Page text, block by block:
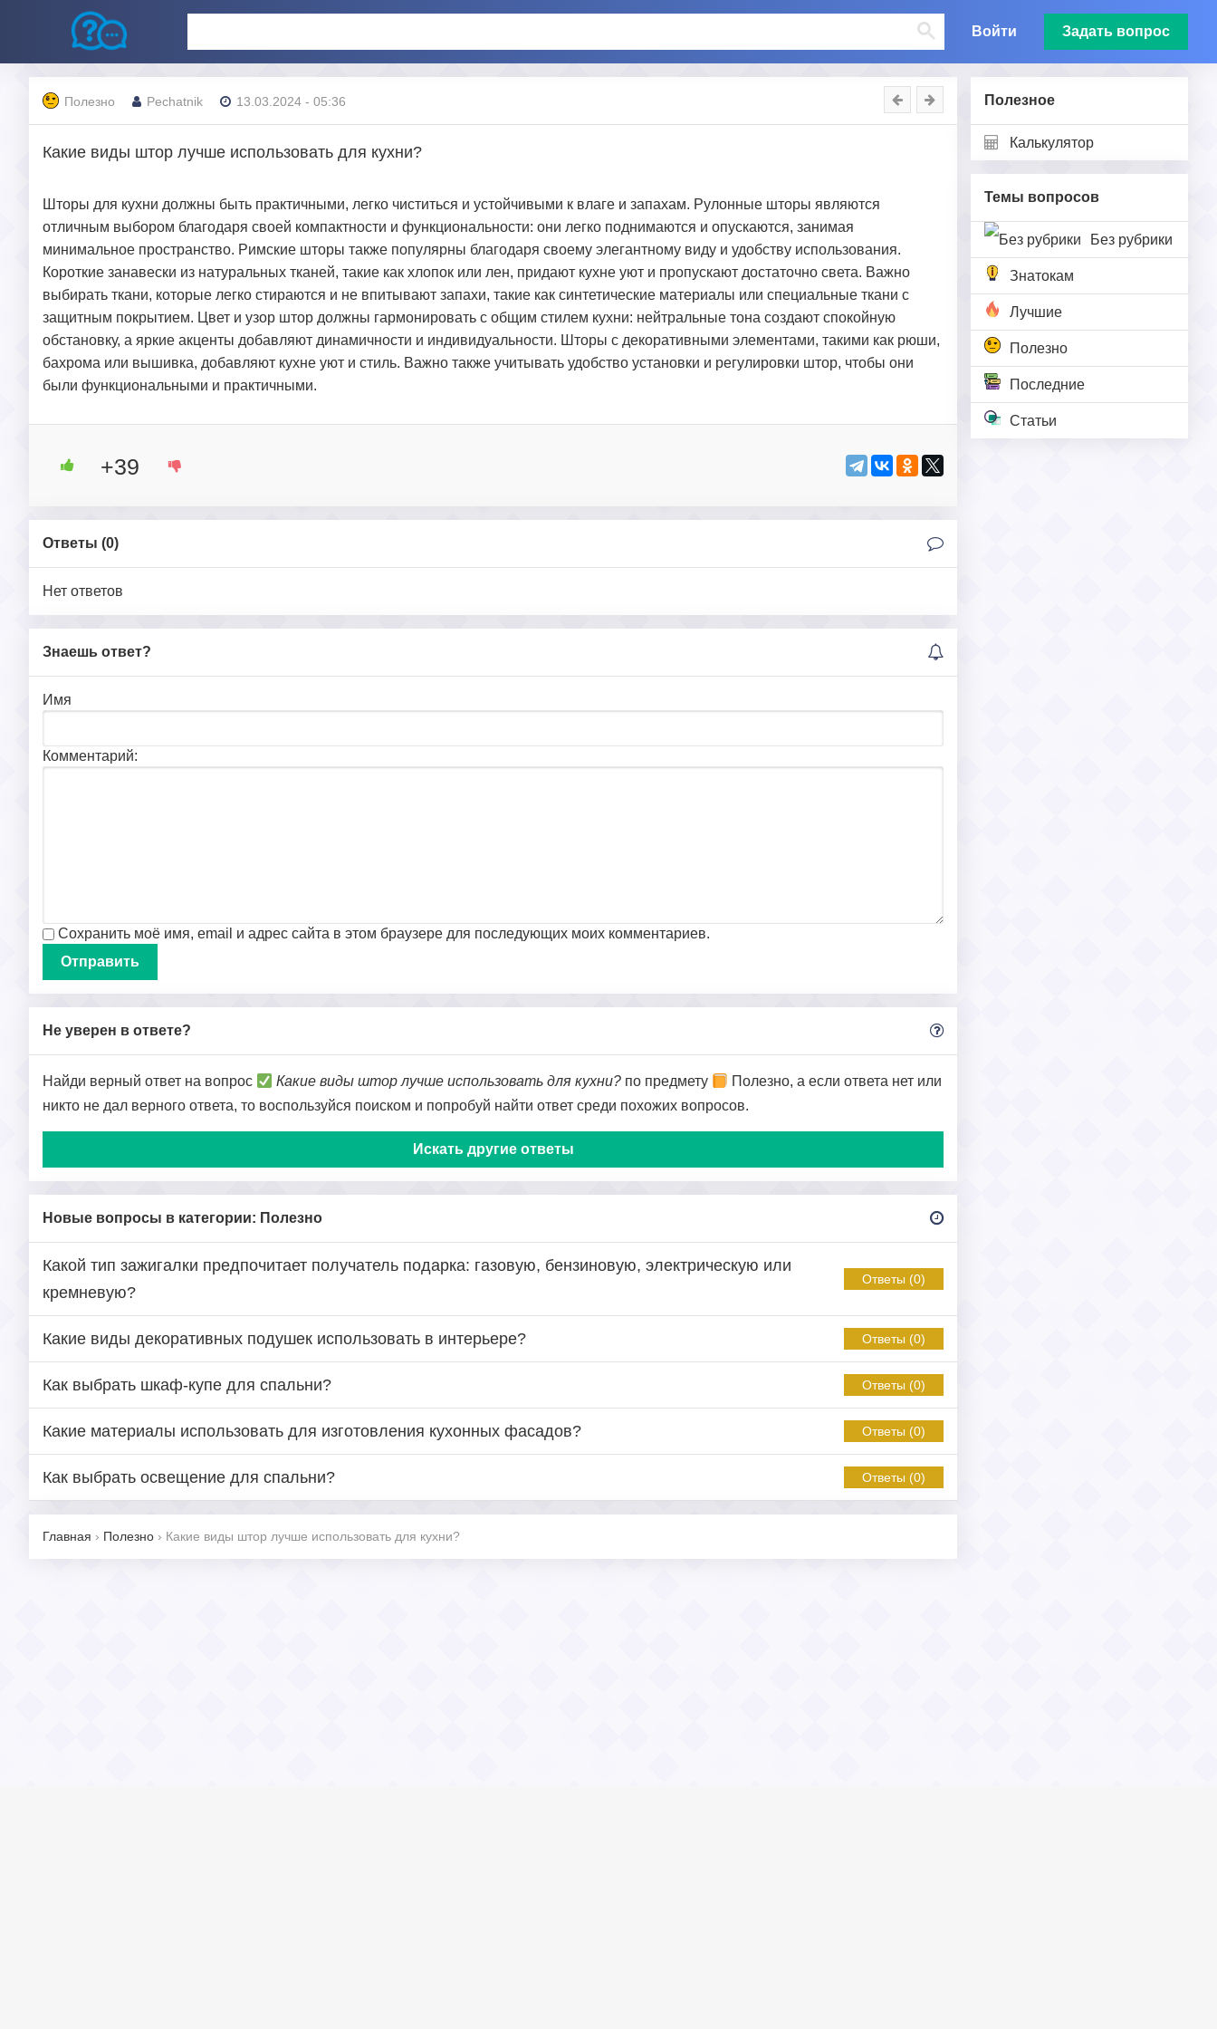
Войти Задать вопрос
Полезное
Калькулятор
Темы вопросов
Без рубрики
Знатокам
Лучшие
Полезно
Последние
Статьи
Полезно Pechatnik 13.03.2024 - 05:36
Какие виды штор лучше использовать для кухни?
Шторы для кухни должны быть практичными, легко чиститься и устойчивыми к влаге и запахам. Рулонные шторы являются
отличным выбором благодаря своей компактности и функциональности: они легко поднимаются и опускаются, занимая
минимальное пространство. Римские шторы также популярны благодаря своему элегантному виду и удобству использования.
Короткие занавески из натуральных тканей, такие как хлопок или лен, придают кухне уют и пропускают достаточно света. Важно
выбирать ткани, которые легко стираются и не впитывают запахи, такие как синтетические материалы или специальные ткани с
защитным покрытием. Цвет и узор штор должны гармонировать с общим стилем кухни: нейтральные тона создают спокойную
обстановку, а яркие акценты добавляют динамичности и индивидуальности. Шторы с декоративными элементами, такими как рюши,
бахрома или вышивка, добавляют кухне уют и стиль. Важно также учитывать удобство установки и регулировки штор, чтобы они
были функциональными и практичными.
+39
Ответы (0)
Нет ответов
Знаешь ответ?
Имя
Комментарий:
Сохранить моё имя, email и адрес сайта в этом браузере для последующих моих комментариев.
Не уверен в ответе?
Найди верный ответ на вопрос Какие виды штор лучше использовать для кухни? по предмету
Полезно, а если ответа нет или
никто не дал верного ответа, то воспользуйся поиском и попробуй найти ответ среди похожих вопросов.
Искать другие ответы
Новые вопросы в категории: Полезно
Какой тип зажигалки предпочитает получатель подарка: газовую, бензиновую, электрическую или
кремневую?
Ответы (0)
Какие виды декоративных подушек использовать в интерьере? Ответы (0)
Как выбрать шкаф-купе для спальни? Ответы (0)
Какие материалы использовать для изготовления кухонных фасадов? Ответы (0)
Как выбрать освещение для спальни? Ответы (0)
Главная › Полезно › Какие виды штор лучше использовать для кухни?